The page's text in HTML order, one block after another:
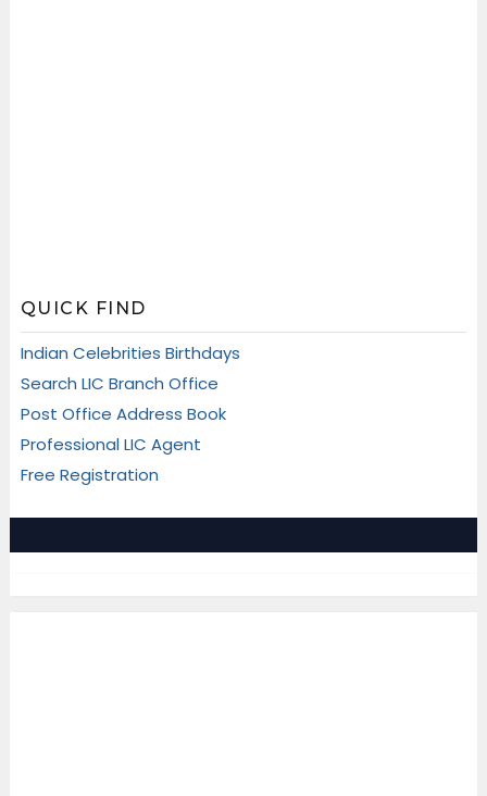
QUICK FIND
Indian Celebrities Birthdays
Search LIC Branch Office
Post Office Address Book
Professional LIC Agent
Free Registration